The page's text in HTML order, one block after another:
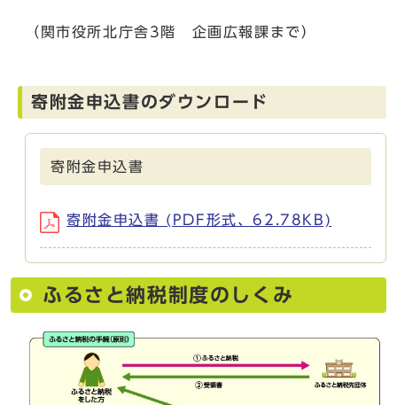
（関市役所北庁舎3階 企画広報課まで）
寄附金申込書のダウンロード
寄附金申込書
寄附金申込書 (PDF形式、62.78KB)
ふるさと納税制度のしくみ